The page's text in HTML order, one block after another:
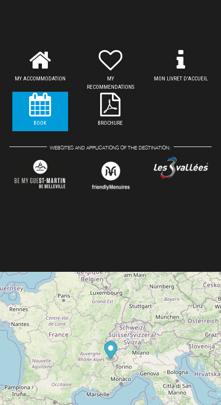
MY ACCOMMODATION
MY
RECOMMENDATIONS
MON LIVRET D'ACCUEIL
BOOK BROCHURE
WEBSITES AND APPLICATIONS OF THE DESTINATION: